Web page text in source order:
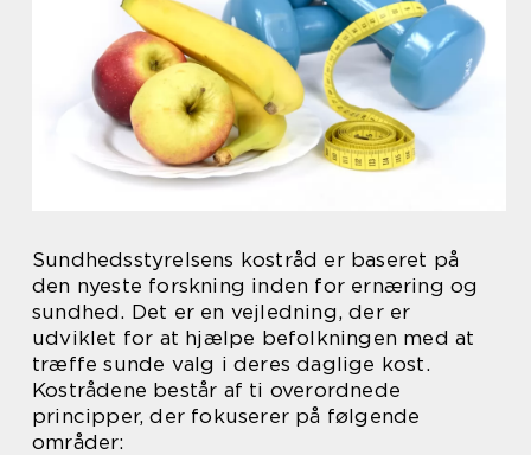
Sundhedsstyrelsens kostråd er baseret på
den nyeste forskning inden for ernæring og
sundhed. Det er en vejledning, der er
udviklet for at hjælpe befolkningen med at
træffe sunde valg i deres daglige kost.
Kostrådene består af ti overordnede
principper, der fokuserer på følgende
områder: